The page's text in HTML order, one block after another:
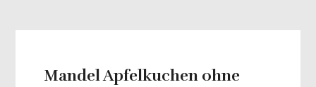
Mandel Apfelkuchen ohne